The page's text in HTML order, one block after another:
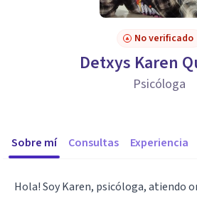
No verificado
Detxys Karen
Psicóloga
Sobre mí Consultas Experiencia
Hola! Soy Karen, psicóloga, atiendo